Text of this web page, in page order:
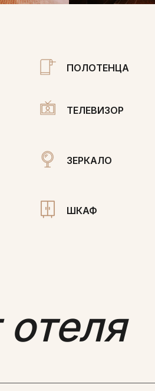
ПОЛОТЕНЦА
ТЕЛЕВИЗОР
ЗЕРКАЛО
ШКАФ